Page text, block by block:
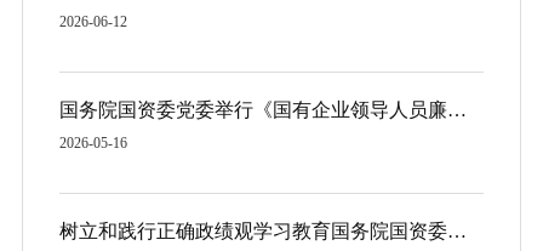
2026-06-12
国务院国资委党委举行《国有企业领导人员廉洁从业规定》专题学习 推动干净担当廉洁从业 为做强做优做大国有企业和国有资本提供坚强保障
2026-05-16
树立和践行正确政绩观学习教育国务院国资委党委督导组培训会议召开